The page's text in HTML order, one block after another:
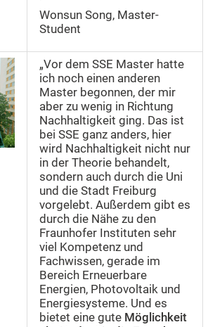
Wonsun Song, Master-
Student
„Vor dem SSE Master hatte
ich noch einen anderen
Master begonnen, der mir
aber zu wenig in Richtung
Nachhaltigkeit ging. Das ist
bei SSE ganz anders, hier
wird Nachhaltigkeit nicht nur
in der Theorie behandelt,
sondern auch durch die Uni
und die Stadt Freiburg
vorgelebt. Außerdem gibt es
durch die Nähe zu den
Fraunhofer Instituten sehr
viel Kompetenz und
Fachwissen, gerade im
Bereich Erneuerbare
Energien, Photovoltaik und
Energiesysteme. Und es
bietet eine gute Möglichkeit